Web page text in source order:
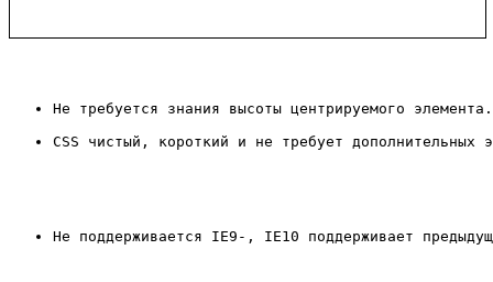
Не требуется знания высоты центрируемого элемента.
CSS чистый, короткий и не требует дополнительных
Не поддерживается IE9-, IE10 поддерживает